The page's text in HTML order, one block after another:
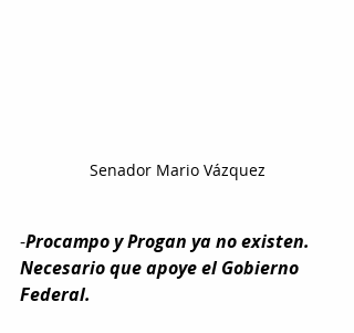
Senador Mario Vázquez
-Procampo y Progan ya no existen.
Necesario que apoye el Gobierno
Federal.